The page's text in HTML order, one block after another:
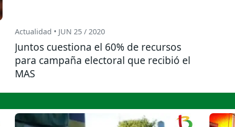
Actualidad • JUN 25 / 2020
Juntos cuestiona el 60% de recursos
para campaña electoral que recibió el
MAS